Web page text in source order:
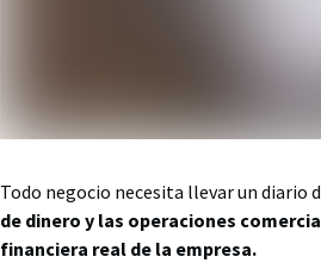
Todo negocio necesita llevar un diario
de dinero y las operaciones
financiera real de la empresa.